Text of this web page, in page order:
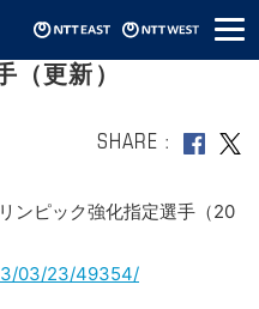
メ
ニ
ック/ネクストオリ
（更新）
SHARE
ンピック強化指定選手（20
03/23/49354/